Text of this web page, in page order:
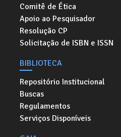
Comitê de Ética
Apoio ao Pesquisador
Resolução CP
Solicitação de ISBN e ISSN
BIBLIOTECA
Repositório Institucional
Buscas
Regulamentos
Serviços Disponíveis